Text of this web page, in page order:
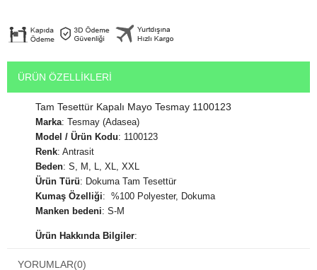
ÜRÜN ÖZELLIKLERI
Tam Tesettür Kapalı Mayo Tesmay 1100123
Marka: Tesmay (Adasea)
Model / Ürün Kodu: 1100123
Renk: Antrasit
Beden: S, M, L, XL, XXL
Ürün Türü: Dokuma Tam Tesettür
Kumaş Özelliği: %100 Polyester, Dokuma
Manken bedeni: S-M
Ürün Hakkında Bilgiler:
Denizde ve havuzda kullanabileceğiniz
YORUMLAR(0)